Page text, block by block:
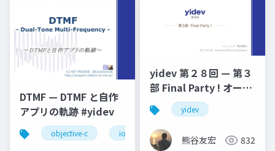
DTMF — DTMF と自作
アプリの軌跡 #yidev
objective-c ios dtmf オーディオ
yidev 第２８回 — 第３
部 Final Party ! オープ
ニングyidev
熊谷友宏 832